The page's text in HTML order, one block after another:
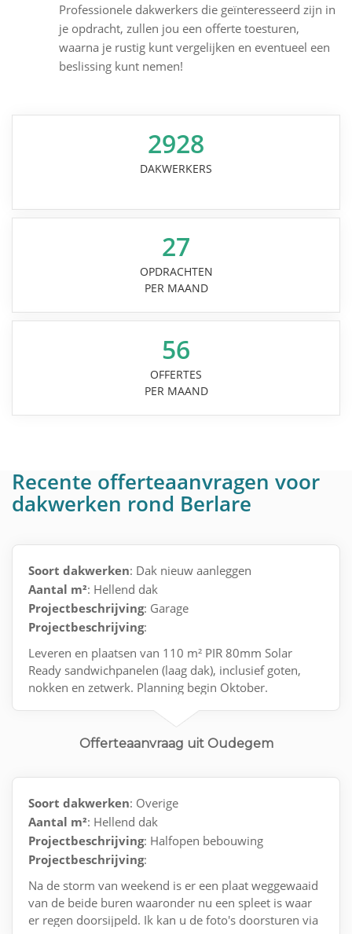
Professionele dakwerkers die geïnteresseerd zijn in
je opdracht, zullen jou een offerte toesturen,
waarna je rustig kunt vergelijken en eventueel een
beslissing kunt nemen!
2928
DAKWERKERS
27
OPDRACHTEN
PER MAAND
56
OFFERTES
PER MAAND
Recente offerteaanvragen voor
dakwerken rond Berlare
Soort dakwerken: Dak nieuw aanleggen
Aantal m²: Hellend dak
Projectbeschrijving: Garage
Projectbeschrijving:
Leveren en plaatsen van 110 m² PIR 80mm Solar
Ready sandwichpanelen (laag dak), inclusief goten,
nokken en zetwerk. Planning begin Oktober.
Offerteaanvraag uit Oudegem
Soort dakwerken: Overige
Aantal m²: Hellend dak
Projectbeschrijving: Halfopen bebouwing
Projectbeschrijving:
Na de storm van weekend is er een plaat weggewaaid
van de beide buren waaronder nu een spleet is waar
er regen doorsijpeld. Ik kan u de foto's doorsturen via